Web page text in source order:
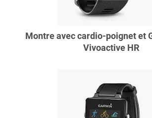
Montre avec cardio-poignet et
Vivoactive HR